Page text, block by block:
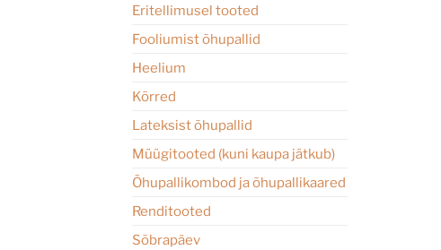
Eritellimusel tooted
Fooliumist õhupallid
Heelium
Kõrred
Lateksist õhupallid
Müügitooted (kuni kaupa jätkub)
Õhupallikombod ja õhupallikaared
Renditooted
Sõbrapäev